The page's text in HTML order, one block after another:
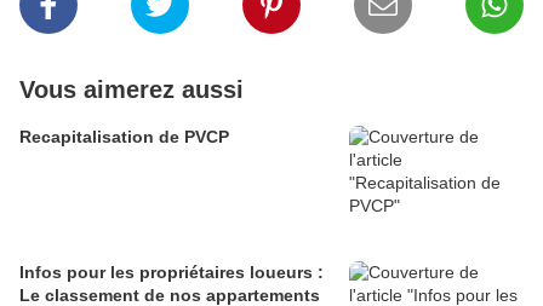
Vous aimerez aussi
Recapitalisation de PVCP
Infos pour les propriétaires loueurs :
Le classement de nos appartements